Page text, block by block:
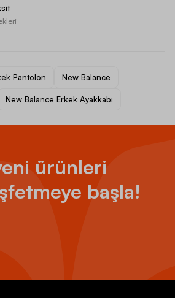
Pantolon New Balance
New Balance Erkek Ayakkabı
ürünleri
başla!